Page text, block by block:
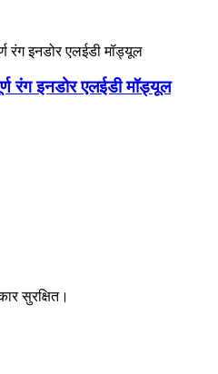
रंग इनडोर एलईडी मॉड्यूल
सुरक्षित।